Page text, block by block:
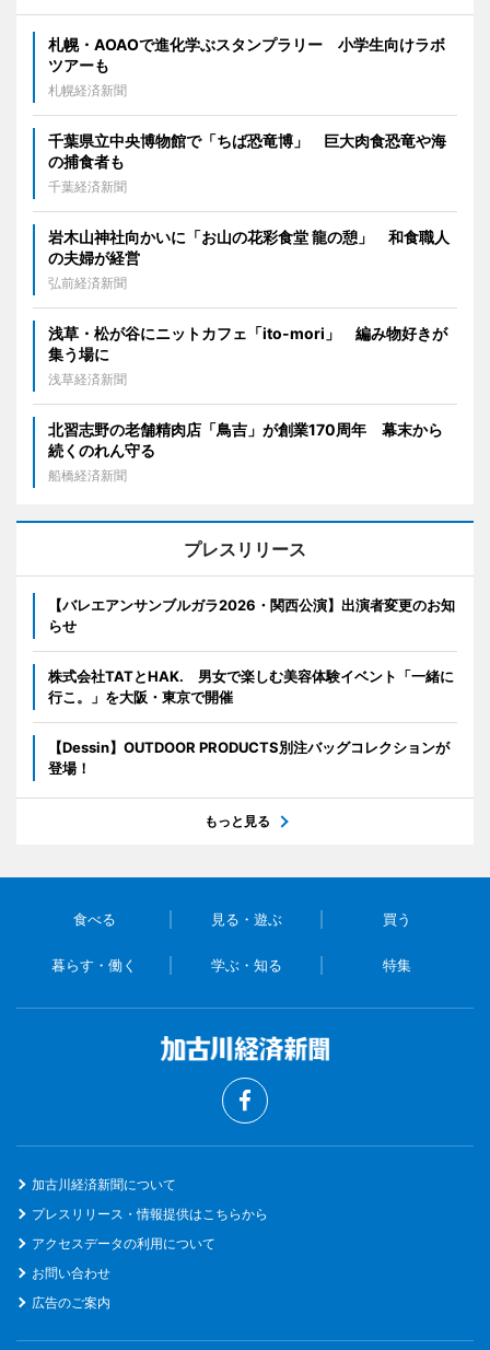
札幌・AOAOで進化学ぶスタンプラリー 小学生向けラボ
ツアーも
札幌経済新聞
千葉県立中央博物館で「ちば恐竜博」 巨大肉食恐竜や海
の捕食者も
千葉経済新聞
岩木山神社向かいに「お山の花彩食堂 龍の憩」 和食職人
の夫婦が経営
弘前経済新聞
浅草・松が谷にニットカフェ「ito-mori」 編み物好きが
集う場に
浅草経済新聞
北習志野の老舗精肉店「鳥吉」が創業170周年 幕末から
続くのれん守る
船橋経済新聞
プレスリリース
【バレエアンサンブルガラ2026・関西公演】出演者変更のお知
らせ
株式会社TATとHAK. 男女で楽しむ美容体験イベント「一緒に
行こ。」を大阪・東京で開催
【Dessin】OUTDOOR PRODUCTS別注バッグコレクションが
登場！
もっと見る
食べる 見る・遊ぶ 買う
暮らす・働く 学ぶ・知る 特集
加古川経済新聞について
プレスリリース・情報提供はこちらから
アクセスデータの利用について
お問い合わせ
広告のご案内